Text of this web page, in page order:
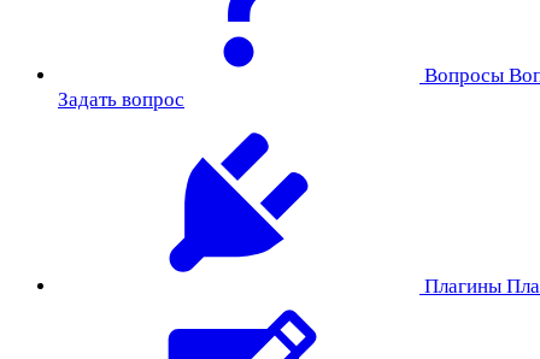
Вопросы
Задать вопрос
Плагины